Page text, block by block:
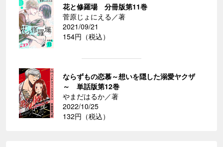
花と修羅場 分冊版第11巻
菅原じょにえる／著
2021/09/21
154円（税込）
ならずもの恋慕～想いを隠した溺愛ヤクザ
～ 単話版第12巻
やまだはるか／著
2022/10/25
132円（税込）